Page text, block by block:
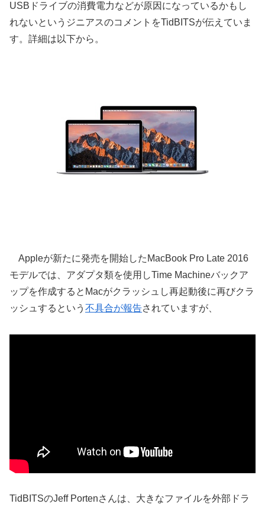
USBドライブの消費電力などが原因になっているかもし
れないというジニアスのコメントをTidBITSが伝えていま
す。詳細は以下から。
Appleが新たに発売を開始したMacBook Pro Late 2016
モデルでは、アダプタ類を使用しTime Machineバックア
ップを作成するとMacがクラッシュし再起動後に再びクラ
ッシュするという 不具合が報告されていますが、
TidBITSのJeff Portenさんは、大きなファイルを外部ドラ